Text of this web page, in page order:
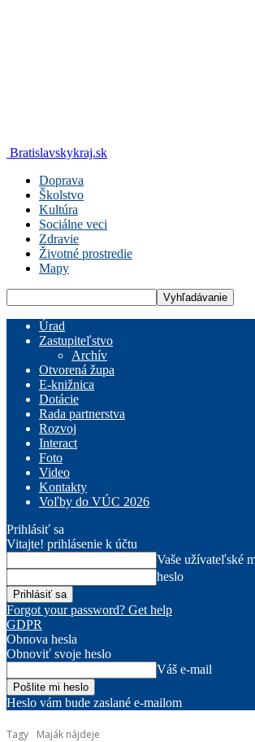
Bratislavskykraj.sk
Doprava
Školstvo
Kultúra
Sociálne veci
Zdravie
Životné prostredie
Mapy
Úrad
Zastupiteľstvo
Archív
Otvorená župa
E-knižnica
Dotácie
Rada partnerstva
Rozvoj
Interact
Foto
Video
Kontakty
Voľby do VÚC 2026
Prihlásiť sa
Vitajte! prihlásenie k účtu
Vaše užívateľské
heslo
Forgot your password? Get help
GDPR
Obnova hesla
Obnoviť svoje heslo
Váš e-mail
Heslo vám bude zaslané e-mailom
Tagy Maják nájdeje